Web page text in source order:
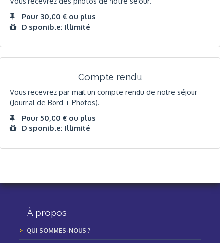
Pour 30,00 € ou plus
Disponible: Illimité
Compte rendu
Vous recevrez par mail un compte rendu de notre séjour
(Journal de Bord + Photos).
Pour 50,00 € ou plus
Disponible: Illimité
À propos
QUI SOMMES-NOUS ?